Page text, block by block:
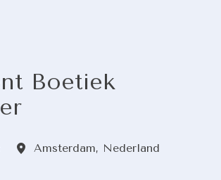
Boetiek
Amsterdam, Nederland